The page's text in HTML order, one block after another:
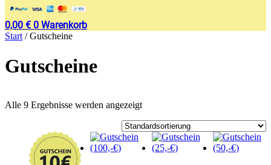
0,00 € 0 Warenkorb
Start/ Gutscheine
Gutscheine
Alle 9 Ergebnisse werden angezeigt